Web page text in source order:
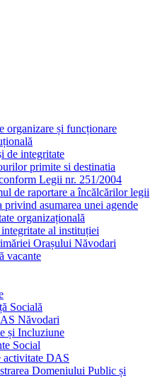
organizare și funcționare
de integritate
primite si destinatia
Legii nr. 251/2004
de raportare a încălcărilor legii
privind asumarea unei agende
organizațională
al instituției
Orașului Năvodari
vacante
Socială
Năvodari
și Incluziune
Social
activitate DAS
Domeniului Public și